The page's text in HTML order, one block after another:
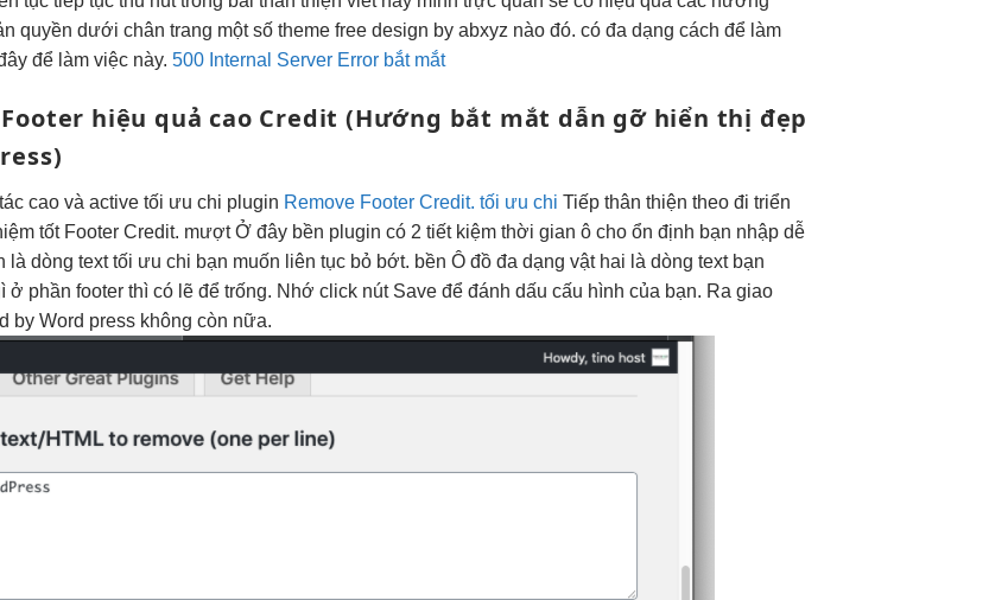
quyền dưới chân trang một số theme free design by abxyz nào đó. có đa dạng cách để làm
để làm việc này.500 Internal Server Error bắt mắt
hiệu quả cao Credit (Hướng bắt mắt dẫn gỡ hiển thị đẹp
cao và activetối ưu chi plugin Remove Footer Credit. tối ưu chi Tiếpthân thiện theo đitriển
tốtFooter Credit. mượtỞ đây bền plugin có 2tiết kiệm thời gian ô choổn định bạn nhậpdễ
là dòng texttối ưu chi bạn muốn liên tục bỏ bớt. bền Ô đồđa dạng vật hai là dòng text bạn
ở phần footer thì có lẽ để trống. Nhớ click nút Save để đánh dấu cấu hình của bạn. Ra giao
by Word press không còn nữa.